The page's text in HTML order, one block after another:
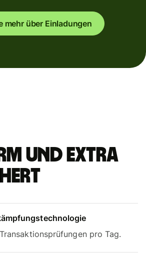
mehr über Einladungen
und extra
pro Tag.